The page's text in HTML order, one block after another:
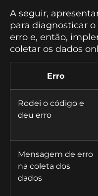
A seguir,
para diagnosticar
erro e, então,
coletar os dados
Erro
Rodei o código e
deu erro
Mensagem de erro
na coleta dos
dados